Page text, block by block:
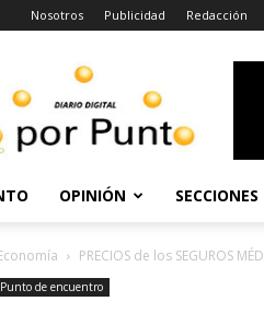
Nosotros Publicidad Redacción
Punto
OPINIÓN SECCIONES
PRECIOS de los SEGUROS
Punto de encuentro